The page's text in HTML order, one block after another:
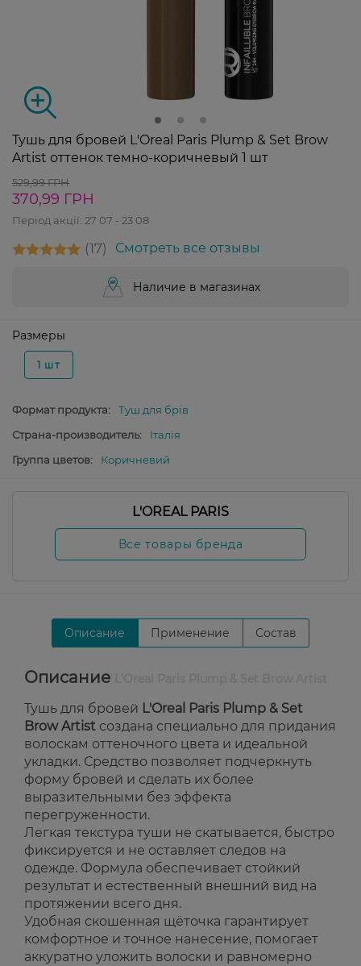
Тушь для бровей L'Oreal Paris Plump & Set Brow
Artist оттенок темно-коричневый 1 шт
529,99 ГРН
370,99 ГРН
Період акції: 27 07 - 23 08
17 Смотреть все отзывы
Наличие в магазинах
Размеры
1 шт
Формат продукта:
Туш для брів
Страна-производитель:
Італія
Группа цветов:
Коричневий
L'OREAL PARIS
Все товары бренда
Описание Применение Состав
Описание
Тушь для бровей L'Oreal Paris Plump & Set
Brow Artist создана специально для придания
волоскам оттеночного цвета и идеальной
укладки. Средство позволяет подчеркнуть
форму бровей и сделать их более
выразительными без эффекта
перегруженности.
Легкая текстура туши не скатывается, быстро
фиксируется и не оставляет следов на
одежде. Формула обеспечивает стойкий
результат и естественный внешний вид на
протяжении всего дня.
Удобная скошенная щёточка гарантирует
комфортное и точное нанесение, помогает
аккуратно уложить волоски и равномерно